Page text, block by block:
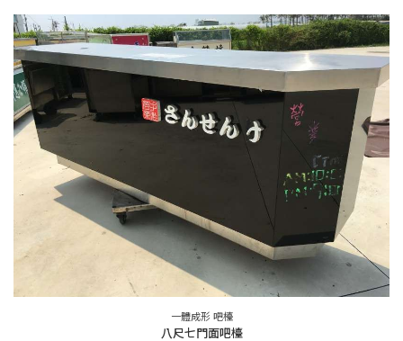
一體成形 吧檯
八尺七門面吧檯